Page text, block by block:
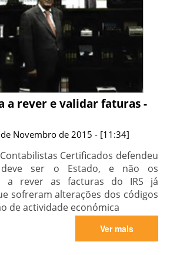
a rever e validar faturas -
Novembro de 2015 - [11:34]
Certificados defendeu
ser o Estado, e não os
a rever as facturas do IRS já
sofreram alterações dos códigos
de actividade económica
Ver mais